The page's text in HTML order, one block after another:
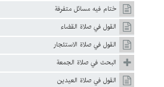
ختام فيه مسائل متفرفة
القول في صلاة القضاء
القول في صلاة الاستئجار
البحث في صلاة الجمعة
القول في صلاة العيدين